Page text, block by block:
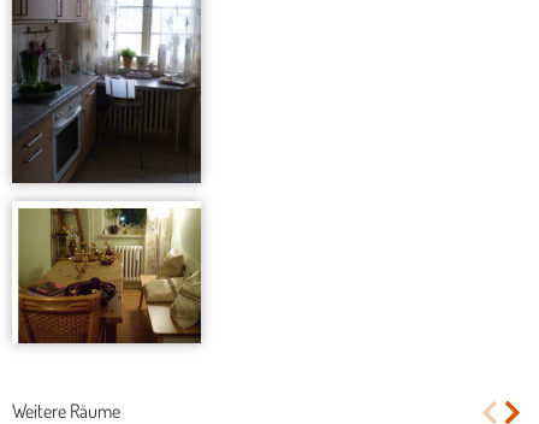
Weitere Räume